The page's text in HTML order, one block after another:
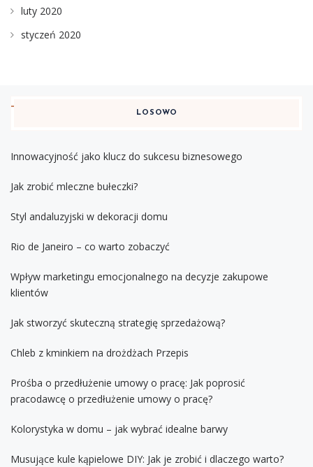
luty 2020
styczeń 2020
LOSOWO
Innowacyjność jako klucz do sukcesu biznesowego
Jak zrobić mleczne bułeczki?
Styl andaluzyjski w dekoracji domu
Rio de Janeiro – co warto zobaczyć
Wpływ marketingu emocjonalnego na decyzje zakupowe
klientów
Jak stworzyć skuteczną strategię sprzedażową?
Chleb z kminkiem na drożdżach Przepis
Prośba o przedłużenie umowy o pracę: Jak poprosić
pracodawcę o przedłużenie umowy o pracę?
Kolorystyka w domu – jak wybrać idealne barwy
Musujące kule kąpielowe DIY: Jak je zrobić i dlaczego warto?